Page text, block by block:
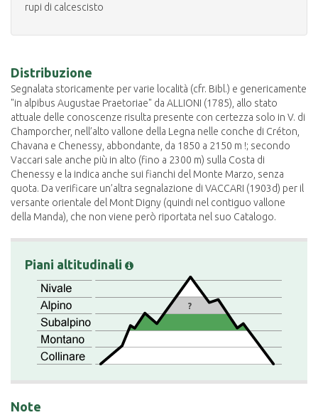
rupi di calcescisto
Distribuzione
Segnalata storicamente per varie località (cfr. Bibl.) e genericamente
"in alpibus Augustae Praetoriae" da ALLIONI (1785), allo stato
attuale delle conoscenze risulta presente con certezza solo in V. di
Champorcher, nell’alto vallone della Legna nelle conche di Créton,
Chavana e Chenessy, abbondante, da 1850 a 2150 m !; secondo
Vaccari sale anche più in alto (fino a 2300 m) sulla Costa di
Chenessy e la indica anche sui fianchi del Monte Marzo, senza
quota. Da verificare un’altra segnalazione di VACCARI (1903d) per il
versante orientale del Mont Digny (quindi nel contiguo vallone
della Manda), che non viene però riportata nel suo Catalogo.
Piani altitudinali
?
Note